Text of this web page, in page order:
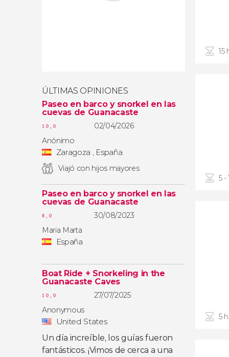
ÚLTIMAS OPINIONES
Paseo en barco y snorkel en las
cuevas de Guanacaste
10,0
02/04/2026
Anónimo
Zaragoza , España
Viajó con hijos mayores
Paseo en barco y snorkel en las
cuevas de Guanacaste
8,0
30/08/2023
Maria Marta
España
Boat Ride + Snorkeling in the
Guanacaste Caves
10,0
27/07/2025
Anonymous
United States
Un día increíble, los guías fueron
fantásticos. ¡Vimos de cerca a una
15
5 -
5